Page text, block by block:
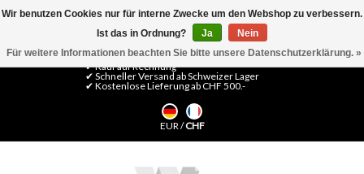
Mein Konto / Kundenkonto anlegen
✔ Kauf auf Rechnung
✔ Schneller Versand ab Schweizer Lager
✔ Kostenlose Lieferung ab CHF 500.-
EUR/CHF
Wir benutzen Cookies nur für interne Zwecke um den Webshop zu verbessern.
Ist das in Ordnung?
Ja
Nein
Für weitere Informationen beachten Sie bitte unsere Datenschutzerklärung. »